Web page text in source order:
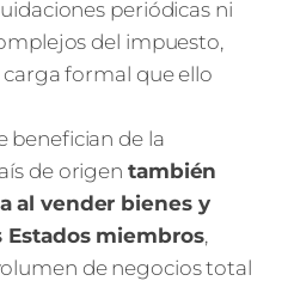
periódicas ni
del impuesto,
carga formal que ello
benefician de la
de origen también
al vender bienes y
Estados miembros,
de negocios total